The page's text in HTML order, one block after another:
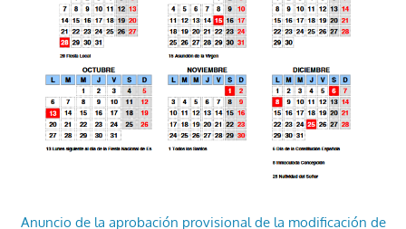
Anuncio de la aprobación provisional de la modificación de